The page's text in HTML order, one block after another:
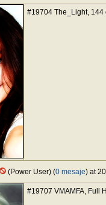
#19704 The_Light, 144
(Power User) (0 mesaje) at
#19707 VMAMFA, Full